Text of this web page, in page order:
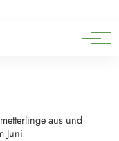
aus und
Juni